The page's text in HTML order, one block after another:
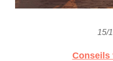
15/
Conseils